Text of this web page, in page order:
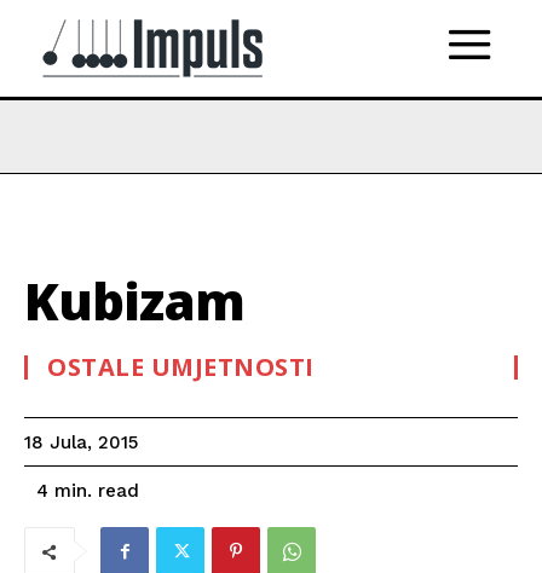
Kubizam
OSTALE UMJETNOSTI
18 Jula, 2015
4 min. read